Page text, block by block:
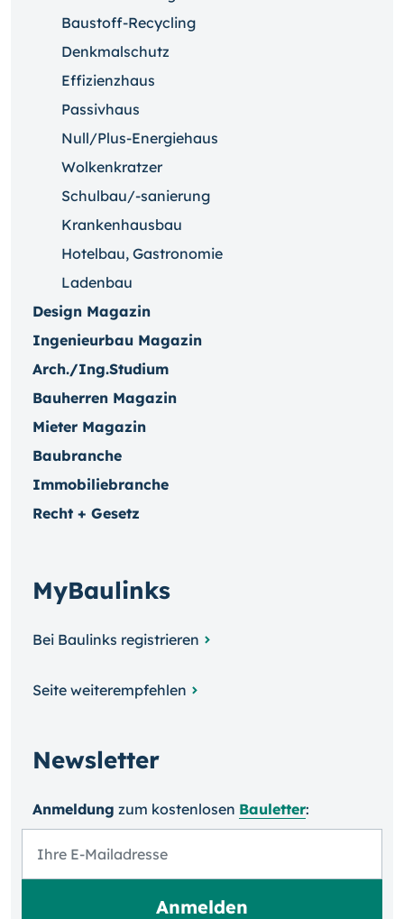
Baustoff-Recycling
Denkmalschutz
Effizienzhaus
Passivhaus
Null/Plus-Energiehaus
Wolkenkratzer
Schulbau/-sanierung
Krankenhausbau
Hotelbau, Gastronomie
Ladenbau
Design Magazin
Ingenieurbau Magazin
Arch./Ing.Studium
Bauherren Magazin
Mieter Magazin
Baubranche
Immobiliebranche
Recht + Gesetz
MyBaulinks
Bei Baulinks registrieren
Seite weiterempfehlen
Newsletter
Anmeldung zum kosten­losen Bauletter: